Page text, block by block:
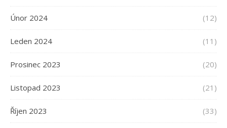
Únor 2024 (12)
Leden 2024 (11)
Prosinec 2023 (20)
Listopad 2023 (21)
Říjen 2023 (33)